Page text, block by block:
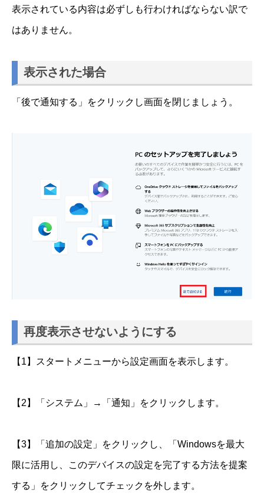
表示されている内容は必ずしも行わければならない訳で
はありません。
表示された場合
「後で通知する」をクリックし画面を閉じましょう。
再度表示させないようにする
【1】スタートメニューから設定画面を表示します。
【2】「システム」→「通知」をクリックします。
【3】「追加の設定」をクリックし、「Windowsを最大
限に活用し、このデバイスの設定を完了する方法を提案
する」をクリックしてチェックを外します。